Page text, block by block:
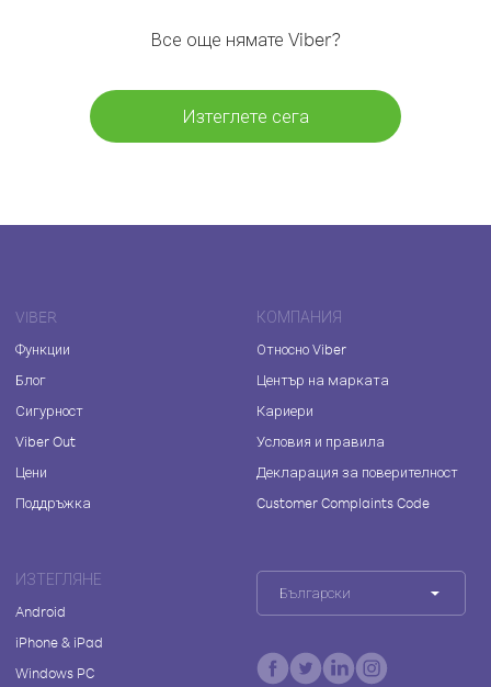
Все още нямате Viber?
Изтеглете сега
VIBER
Функции
Блог
Сигурност
Viber Out
Цени
Поддръжка
КОМПАНИЯ
Относно Viber
Център на марката
Кариери
Условия и правила
Декларация за поверителност
Customer Complaints Code
ИЗТЕГЛЯНЕ
Android
iPhone & iPad
Windows PC
Български